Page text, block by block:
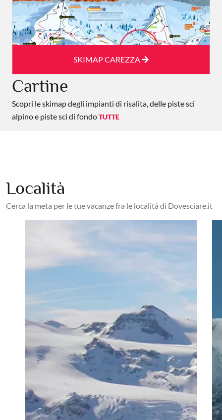
SKIMAP CAREZZA
Cartine
Scopri le skimap degli impianti di risalita, delle piste sci
alpino e piste sci di fondoTUTTE
Località
Cerca la meta per le tue vacanze fra le località di Dovesciare.it